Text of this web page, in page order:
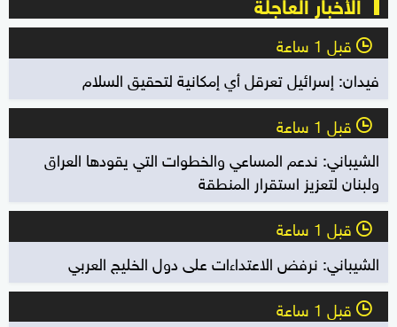
l قبل 1 ساعة
فيدان: إسرائيل تعرقل أي إمكانية لتحقيق السلام
l قبل 1 ساعة
الشيباني: ندعم المساعي والخطوات التي يقودها العراق
ولبنان لتعزيز استقرار المنطقة
l قبل 1 ساعة
الشيباني: نرفض الاعتداءات على دول الخليج العربي
l قبل 1 ساعة